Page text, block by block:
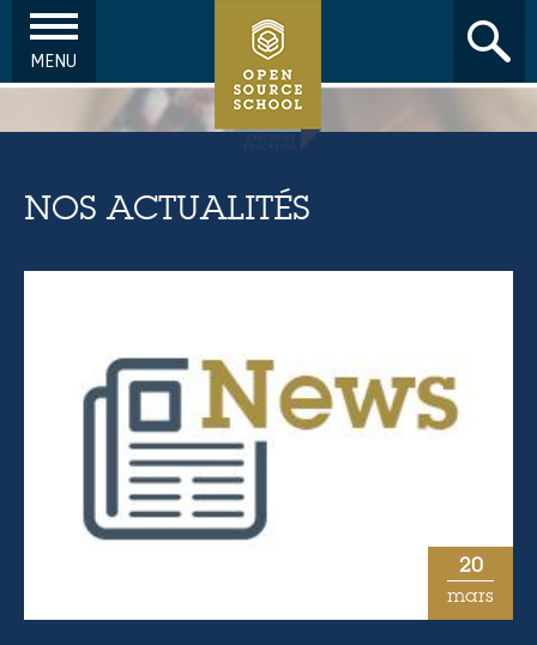
Aller au contenu principal
MENU
NOS ACTUALITÉS
20
mars